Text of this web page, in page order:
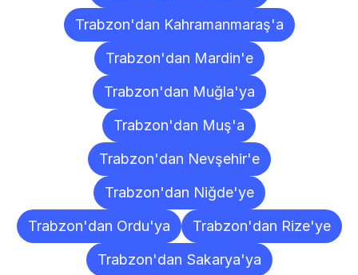
Trabzon'dan Kahramanmaraş'a
Trabzon'dan Mardin'e
Trabzon'dan Muğla'ya
Trabzon'dan Muş'a
Trabzon'dan Nevşehir'e
Trabzon'dan Niğde'ye
Trabzon'dan Ordu'ya
Trabzon'dan Rize'ye
Trabzon'dan Sakarya'ya